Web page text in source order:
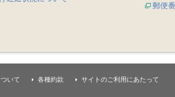
郵便
いて 各種約款 サイトのご利用にあたって